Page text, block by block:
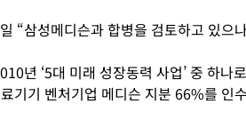
“삼성메디슨과 합병을 검토하고 있으
년 ‘5대 미래 성장동력 사업’ 중 하나
기기 벤처기업 메디슨 지분 66%를 인